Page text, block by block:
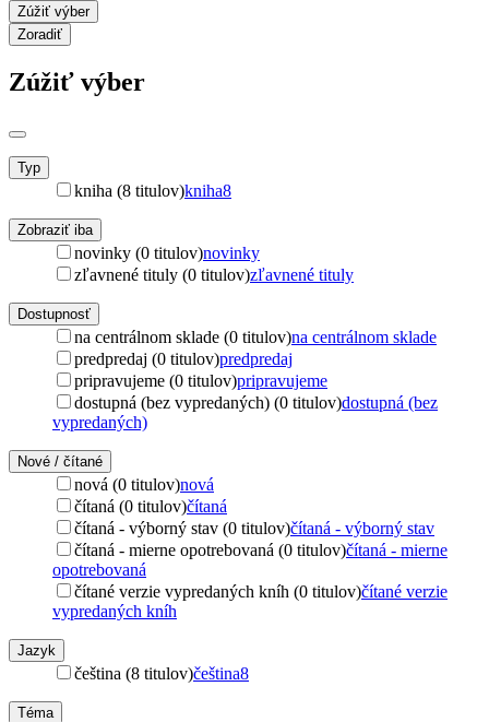
Zúžiť výber
Zoradiť
Zúžiť výber
Typ
kniha (8 titulov)kniha8
Zobraziť iba
novinky (0 titulov)novinky
zľavnené tituly (0 titulov)zľavnené tituly
Dostupnosť
na centrálnom sklade (0 titulov)na centrálnom sklade
predpredaj (0 titulov)predpredaj
pripravujeme (0 titulov)pripravujeme
dostupná (bez vypredaných) (0 titulov)dostupná (bez
vypredaných)
Nové / čítané
nová (0 titulov)nová
čítaná (0 titulov)čítaná
čítaná - výborný stav (0 titulov)čítaná - výborný stav
čítaná - mierne opotrebovaná (0 titulov)čítaná - mierne
opotrebovaná
čítané verzie vypredaných kníh (0 titulov)čítané verzie
vypredaných kníh
Jazyk
čeština (8 titulov)čeština8
Téma